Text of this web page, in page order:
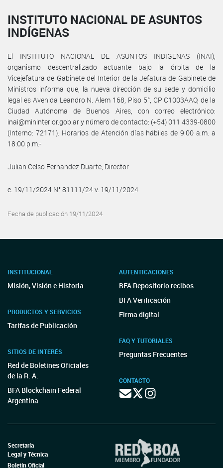
INSTITUTO NACIONAL DE ASUNTOS
INDÍGENAS
El INSTITUTO NACIONAL DE ASUNTOS INDIGENAS (INAI),
organismo descentralizado actuante bajo la órbita de la
Vicejefatura de Gabinete del Interior de la Jefatura de Gabinete de
Ministros informa que, la nueva dirección de su sede y domicilio
legal es Avenida Leandro N. Alem 168, Piso 5°, CP C1003AAO, de la
Ciudad Autónoma de Buenos Aires, con correo electrónico:
inai@mininterior.gob.ar y número de contacto: (+54) 011 4339-0800
(Interno: 72171). Horarios de Atención días hábiles de 9:00 a.m. a
18:00 p.m.-
Julian Celso Fernandez Duarte, Director.
e. 19/11/2024 N° 81111/24 v. 19/11/2024
Fecha de publicación 19/11/2024
INSTITUCIONAL
Misión, Visión e Historia
PRODUCTOS Y SERVICIOS
Tarifas de Publicación
SITIOS DE INTERÉS
Red de Boletines Oficiales
de la R. A.
BFA Blockchain Federal
Argentina
AUTENTICACIONES
BFA Repositorio recibos
BFA Verificación
Firma digital
FAQ Y TUTORIALES
Preguntas Frecuentes
CONTACTO
Secretaría
Legal y Técnica
Boletín Oficial